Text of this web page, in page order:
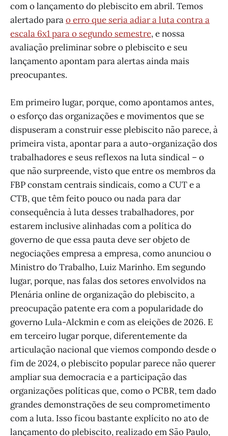
com o lançamento do plebiscito em abril. Temos
alertado parao erro que seria adiar a luta contra a
escala 6x1 para o segundo semestre, e nossa
avaliação preliminar sobre o plebiscito e seu
lançamento apontam para alertas ainda mais
preocupantes.
Em primeiro lugar, porque, como apontamos antes,
o esforço das organizações e movimentos que se
dispuseram a construir esse plebiscito não parece, à
primeira vista, apontar para a auto-organização dos
trabalhadores e seus reflexos na luta sindical – o
que não surpreende, visto que entre os membros da
FBP constam centrais sindicais, como a CUT e a
CTB, que têm feito pouco ou nada para dar
consequência à luta desses trabalhadores, por
estarem inclusive alinhadas com a política do
governo de que essa pauta deve ser objeto de
negociações empresa a empresa, como anunciou o
Ministro do Trabalho, Luiz Marinho. Em segundo
lugar, porque, nas falas dos setores envolvidos na
Plenária online de organização do plebiscito, a
preocupação patente era com a popularidade do
governo Lula-Alckmin e com as eleições de 2026. E
em terceiro lugar porque, diferentemente da
articulação nacional que viemos compondo desde o
fim de 2024, o plebiscito popular parece não querer
ampliar sua democracia e a participação das
organizações políticas que, como o PCBR, tem dado
grandes demonstrações de seu comprometimento
com a luta. Isso ficou bastante explícito no ato de
lançamento do plebiscito, realizado em São Paulo,